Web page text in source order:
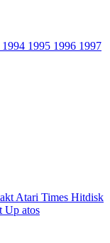
1994 1995 1996 1997
Atari Times Hitdisk
Up atos